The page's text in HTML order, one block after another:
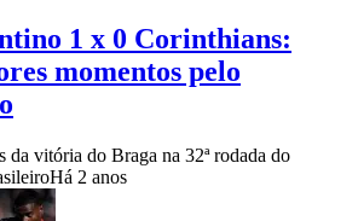
1 x 0 Corinthians:
momentos pelo
da vitória do Braga na 32ª rodada do
Há 2 anos